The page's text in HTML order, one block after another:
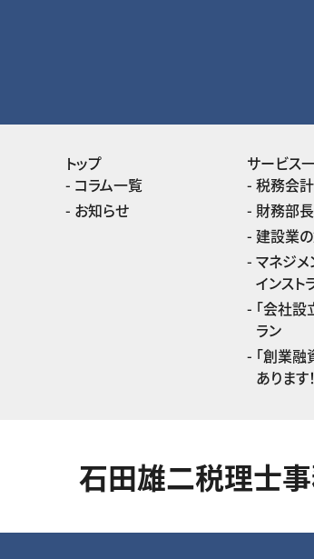
トップ
コラム一覧
お知らせ
サービス
税務会
財務部
建設業
マネジ
インスト
「会社
ラン
「創業
ありま
石田雄二税理士